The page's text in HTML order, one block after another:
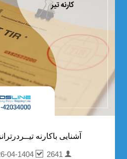
آشنایی باکارنه
yashar jam
04-1404 2641